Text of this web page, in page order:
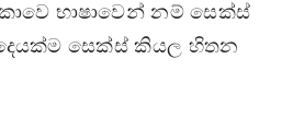
භාෂාවෙන් නම් සෙක්ස්
සෙක්ස් කියල හිතන